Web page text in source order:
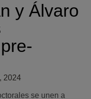
y Álvaro
2024
se unen a